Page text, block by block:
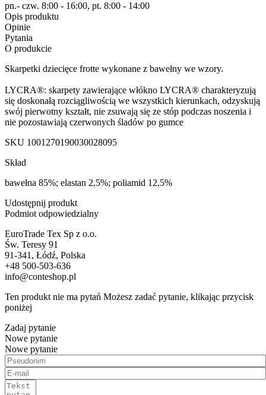
pn.- czw. 8:00 - 16:00, pt. 8:00 - 14:00
Opis produktu
Opinie
Pytania
O produkcie
Skarpetki dziecięce frotte wykonane z bawełny we wzory.
LYCRA®: skarpety zawierające włókno LYCRA® charakteryzują
się doskonałą rozciągliwością we wszystkich kierunkach, odzyskują
swój pierwotny kształt, nie zsuwają się ze stóp podczas noszenia i
nie pozostawiają czerwonych śladów po gumce
SKU 1001270190030028095
Skład
bawełna 85%; elastan 2,5%; poliamid 12,5%
Udostępnij produkt
Podmiot odpowiedzialny
EuroTrade Tex Sp z o.o.
Św. Teresy 91
91-341, Łódź, Polska
+48 500-503-636
info@conteshop.pl
Ten produkt nie ma pytań Możesz zadać pytanie, klikając przycisk
poniżej
Zadaj pytanie
Nowe pytanie
Nowe pytanie